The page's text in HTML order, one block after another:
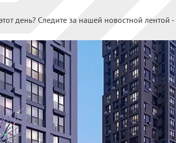
день? Следите за нашей новостной лентой -